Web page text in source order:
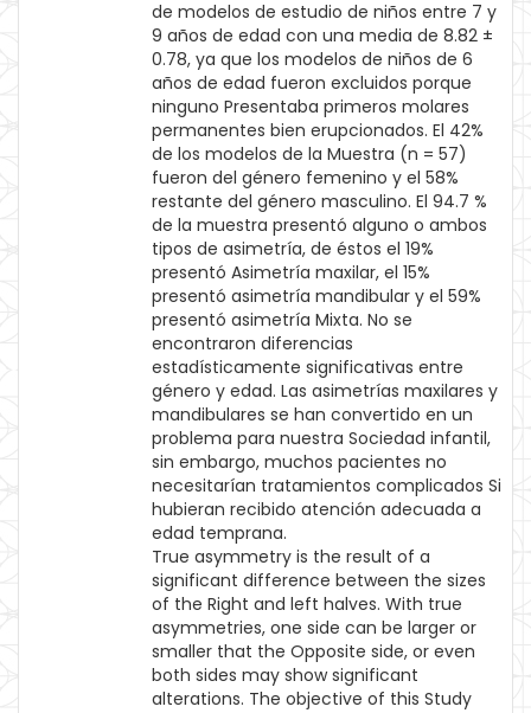
de modelos de estudio de niños entre 7 y
9 años de edad con una media de 8.82 ±
0.78, ya que los modelos de niños de 6
años de edad fueron excluidos porque
ninguno Presentaba primeros molares
permanentes bien erupcionados. El 42%
de los modelos de la Muestra (n = 57)
fueron del género femenino y el 58%
restante del género masculino. El 94.7 %
de la muestra presentó alguno o ambos
tipos de asimetría, de éstos el 19%
presentó Asimetría maxilar, el 15%
presentó asimetría mandibular y el 59%
presentó asimetría Mixta. No se
encontraron diferencias
estadísticamente significativas entre
género y edad. Las asimetrías maxilares y
mandibulares se han convertido en un
problema para nuestra Sociedad infantil,
sin embargo, muchos pacientes no
necesitarían tratamientos complicados Si
hubieran recibido atención adecuada a
edad temprana.
True asymmetry is the result of a
significant difference between the sizes
of the Right and left halves. With true
asymmetries, one side can be larger or
smaller that the Opposite side, or even
both sides may show significant
alterations. The objective of this Study